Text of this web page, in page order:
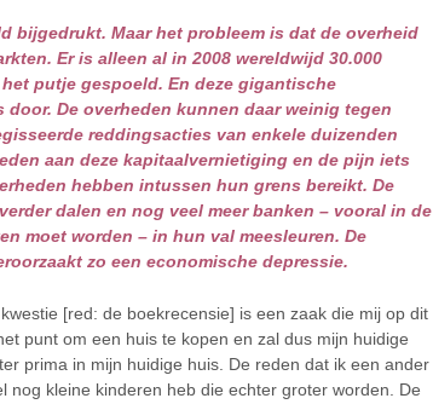
bijgedrukt. Maar het probleem is dat de overheid
Er is alleen al in 2008 wereldwijd 30.000
putje gespoeld. En deze gigantische
De overheden kunnen daar weinig tegen
reddingsacties van enkele duizenden
aan deze kapitaalvernietiging en de pijn iets
hebben intussen hun grens bereikt. De
dalen en nog veel meer banken – vooral in de
moet worden – in hun val meesleuren. De
zo een economische depressie.
[red: de boekrecensie] is een zaak die mij op dit
punt om een huis te kopen en zal dus mijn huidige
prima in mijn huidige huis. De reden dat ik een ander
nog kleine kinderen heb die echter groter worden. De